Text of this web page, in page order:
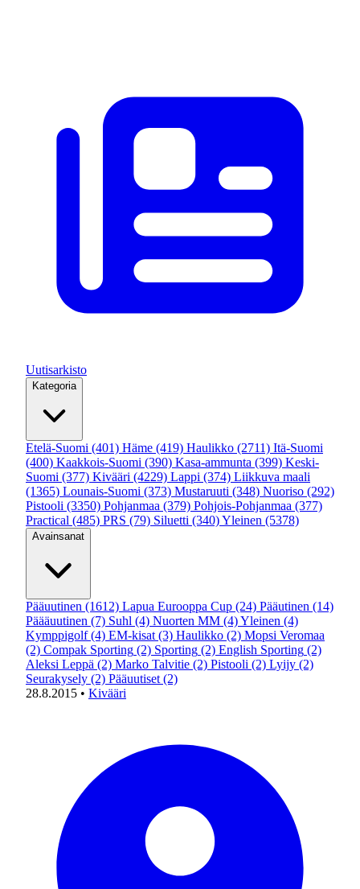
Uutisarkisto
Kategoria
Etelä-Suomi (401) Häme (419) Haulikko (2711) Itä-Suomi
(400) Kaakkois-Suomi (390) Kasa-ammunta (399) Keski-
Suomi (377) Kivääri (4229) Lappi (374) Liikkuva maali
(1365) Lounais-Suomi (373) Mustaruuti (348) Nuoriso (292)
Pistooli (3350) Pohjanmaa (379) Pohjois-Pohjanmaa (377)
Practical (485) PRS (79) Siluetti (340)Yleinen (5378)
Avainsanat
Pääuutinen (1612) Lapua Eurooppa Cup (24) Pääutinen (14)
Päääuutinen (7) Suhl (4) Nuorten MM (4)Yleinen (4)
Kymppigolf (4) EM-kisat (3) Haulikko (2) Mopsi Veromaa
(2) Compak Sporting (2) Sporting (2) English Sporting (2)
Aleksi Leppä (2) Marko Talvitie (2) Pistooli (2) Lyijy (2)
Seurakysely (2) Pääuutiset (2)
28.8.2015 • Kivääri